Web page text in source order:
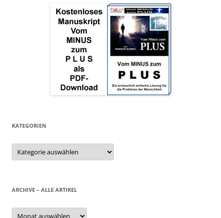
KATEGORIEN
Kategorien
ARCHIVE – ALLE ARTIKEL
Archive